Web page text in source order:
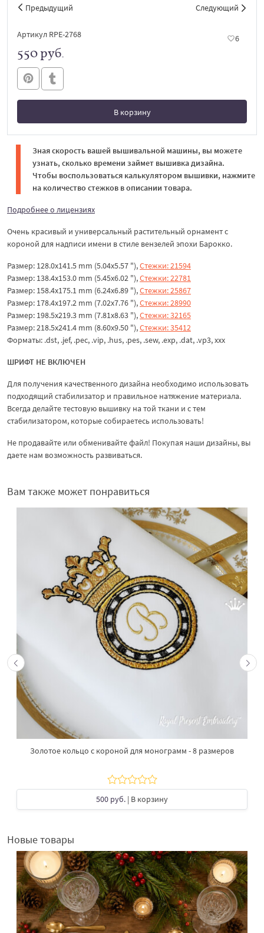
Предыдущий Следующий
Артикул RPE-2768 6
550 руб.
В корзину
В корзине
Зная скорость вашей вышивальной машины, вы можете
узнать, сколько времени займет вышивка дизайна.
Чтобы воспользоваться калькулятором вышивки, нажмите
на количество стежков в описании товара.
Подробнее о лицензиях
Очень красивый и универсальный растительный орнамент с
короной для надписи имени в стиле вензелей эпохи Барокко.
Размер: 128.0x141.5 mm (5.04x5.57 "),Стежки: 21594
Размер: 138.4x153.0 mm (5.45x6.02 "),Стежки: 22781
Размер: 158.4x175.1 mm (6.24x6.89 "),Стежки: 25867
Размер: 178.4x197.2 mm (7.02x7.76 "),Стежки: 28990
Размер: 198.5x219.3 mm (7.81x8.63 "),Стежки: 32165
Размер: 218.5x241.4 mm (8.60x9.50 "),Стежки: 35412
Форматы: .dst, .jef, .pec, .vip, .hus, .pes, .sew, .exp, .dat, .vp3, xxx
ШРИФТ НЕ ВКЛЮЧЕН
Для получения качественного дизайна необходимо использовать
подходящий стабилизатор и правильное натяжение материала.
Всегда делайте тестовую вышивку на той ткани и с тем
стабилизатором, которые собираетесь использовать!
Не продавайте или обменивайте файл! Покупая наши дизайны, вы
даете нам возможность развиваться.
Вам также может понравиться
Золотое кольцо с короной для монограмм - 8 размеров
500 руб. | В корзину
Новые товары